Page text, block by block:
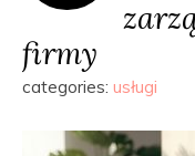
firmy
categories: usługi